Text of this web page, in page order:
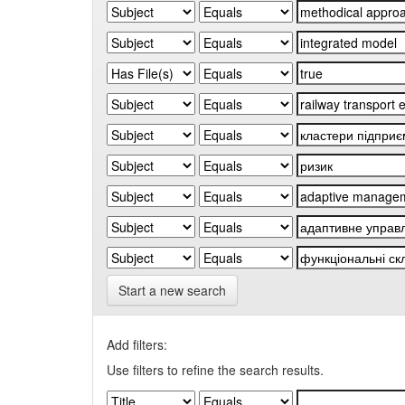
Start a new search
Add filters:
Use filters to refine the search results.